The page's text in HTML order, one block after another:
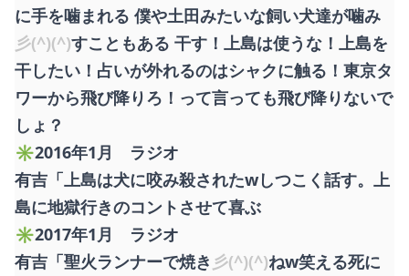
に手を噛まれる 僕や土田みたいな飼い犬達が噛み
彡(^)(^)すこともある 干す！上島は使うな！上島を
干したい！占いが外れるのはシャクに触る！東京タ
ワーから飛び降りろ！って言っても飛び降りないで
しょ？
✳︎2016年1月 ラジオ
有吉「上島は犬に咬み殺されたwしつこく話す。上
島に地獄行きのコントさせて喜ぶ
✳︎2017年1月 ラジオ
有吉「聖火ランナーで焼き 彡(^)(^)ねw笑える死に